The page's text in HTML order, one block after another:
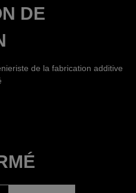
DE
de la fabrication additive